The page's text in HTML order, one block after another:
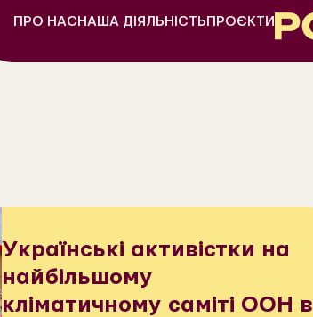
ПРО НАС НАША ДІЯЛЬНІСТЬ ПРОЄКТИ
Українські активістки на
найбільшому
кліматичному саміті ООН в